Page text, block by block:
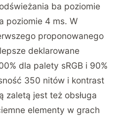
ba poziomie
poziomie 4 ms. W
proponowanego
deklarowane
dla palety sRGB i 90%
350 nitów i kontrast
zaletą jest też obsługa
elementy w grach